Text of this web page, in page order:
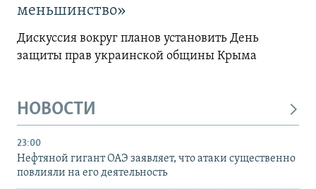
меньшинство»
Дискуссия вокруг планов установить День
защиты прав украинской общины Крыма
НОВОСТИ
23:00
Нефтяной гигант ОАЭ заявляет, что атаки существенно
повлияли на его деятельность